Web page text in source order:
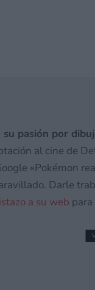
su pasión por
al cine de
«Pokémon
Darle
a su web